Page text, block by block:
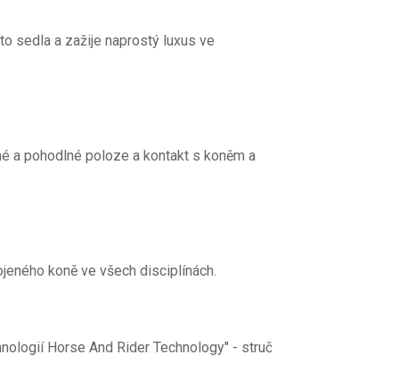
sedla a zažije naprostý luxus ve
a pohodlné poloze a kontakt s koněm a
koně ve všech disciplínách.
Horse And Rider Technology" - stručně HART.